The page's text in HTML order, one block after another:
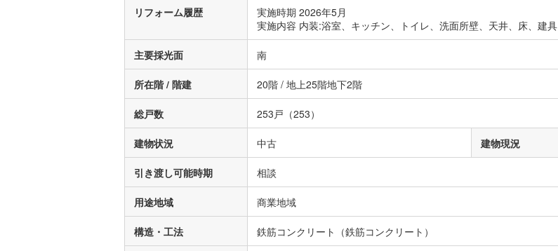
リフォーム履歴
実施時期 2026年5月
実施内容 内装:浴室、キッチン、トイレ、洗面所壁、天井、床、建具
主要採光面 南
所在階 / 階建 20階 / 地上25階地下2階
総戸数 253戸（253）
建物状況 中古 建物現況
引き渡し可能時期 相談
用途地域 商業地域
構造・工法 鉄筋コンクリート（鉄筋コンクリート）